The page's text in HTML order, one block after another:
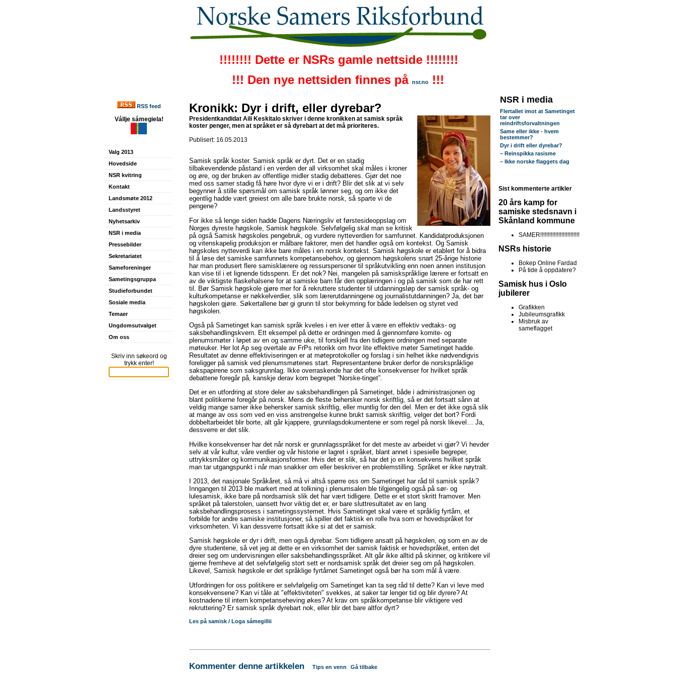
!!!!!!!! Dette er NSRs gamle nettside !!!!!!!!
!!! Den nye nettsiden finnes på nsr.no !!!
RSS feed
Vállje sámegiela!
Valg 2013
Hovedside
NSR kvitring
Kontakt
Landsmøte 2012
Landsstyret
Nyhetsarkiv
NSR i media
Pressebilder
Sekretariatet
Sameforeninger
Sametingsgruppa
Studieforbundet
Sosiale media
Temaer
Ungdomsutvalget
Om oss
Skriv inn søkeord og
trykk enter!
Kronikk: Dyr i drift, eller dyrebar?
Presidentkandidat Aili Keskitalo skriver i denne kronikken at samisk språk
koster penger, men at språket er så dyrebart at det må prioriteres.
Publisert: 16.05.2013
Samisk språk koster. Samisk språk er dyrt. Det er en stadig
tilbakevendende påstand i en verden der all virksomhet skal måles i kroner
og øre, og der bruken av offentlige midler stadig debatteres. Gjør det noe
med oss samer stadig få høre hvor dyre vi er i drift? Blir det slik at vi selv
begynner å stille spørsmål om samisk språk lønner seg, og om ikke det
egentlig hadde vært greiest om alle bare brukte norsk, så sparte vi de
pengene?
For ikke så lenge siden hadde Dagens Næringsliv et førstesideoppslag om
Norges dyreste høgskole, Samisk høgskole. Selvfølgelig skal man se kritisk
på også Samisk høgskoles pengebruk, og vurdere nytteverdien for samfunnet. Kandidatproduksjonen
og vitenskapelig produksjon er målbare faktorer, men det handler også om kontekst. Og Samisk
høgskoles nytteverdi kan ikke bare måles i en norsk kontekst. Samisk høgskole er etablert for å bidra
til å løse det samiske samfunnets kompetansebehov, og gjennom høgskolens snart 25-årige historie
har man produsert flere samisklærere og ressurspersoner til språkutvikling enn noen annen institusjon
kan vise til i et lignende tidsspenn. Er det nok? Nei, mangelen på samiskspråklige lærere er fortsatt en
av de viktigste flaskehalsene for at samiske barn får den opplæringen i og på samisk som de har rett
til. Bør Samisk høgskole gjøre mer for å rekruttere studenter til utdanningsløp der samisk språk- og
kulturkompetanse er nøkkelverdier, slik som lærerutdanningene og journalistutdanningen? Ja, det bør
høgskolen gjøre. Søkertallene bør gi grunn til stor bekymring for både ledelsen og styret ved
høgskolen.
Også på Sametinget kan samisk språk kveles i en iver etter å være en effektiv vedtaks- og
saksbehandlingskvern. Ett eksempel på dette er ordningen med å gjennomføre komite- og
plenumsmøter i løpet av en og samme uke, til forskjell fra den tidligere ordningen med separate
møteuker. Her lot Ap seg overtale av FrPs retorikk om hvor lite effektive møter Sametinget hadde.
Resultatet av denne effektiviseringen er at møteprotokoller og forslag i sin helhet ikke nødvendigvis
foreligger på samisk ved plenumsmøtenes start. Representantene bruker derfor de norskspråklige
sakspapirene som saksgrunnlag. Ikke overraskende har det ofte konsekvenser for hvilket språk
debattene foregår på, kanskje derav kom begrepet ”Norske-tinget”.
Det er en utfordring at store deler av saksbehandlingen på Sametinget, både i administrasjonen og
blant politikerne foregår på norsk. Mens de fleste behersker norsk skriftlig, så er det fortsatt sånn at
veldig mange samer ikke behersker samisk skriftlig, eller muntlig for den del. Men er det ikke også slik
at mange av oss som ved en viss anstrengelse kunne brukt samisk skriftlig, velger det bort? Fordi
dobbeltarbeidet blir borte, alt går kjappere, grunnlagsdokumentene er som regel på norsk likevel… Ja,
dessverre er det slik.
Hvilke konsekvenser har det når norsk er grunnlagsspråket for det meste av arbeidet vi gjør? Vi hevder
selv at vår kultur, våre verdier og vår historie er lagret i språket, blant annet i spesielle begreper,
uttrykksmåter og kommunikasjonsformer. Hvis det er slik, så har det jo en konsekvens hvilket språk
man tar utgangspunkt i når man snakker om eller beskriver en problemstilling. Språket er ikke nøytralt.
I 2013, det nasjonale Språkåret, så må vi altså spørre oss om Sametinget har råd til samisk språk?
Inngangen til 2013 ble markert med at tolkning i plenumsalen ble tilgjengelig også på sør- og
lulesamisk, ikke bare på nordsamisk slik det har vært tidligere. Dette er et stort skritt framover. Men
språket på talerstolen, uansett hvor viktig det er, er bare sluttresultatet av en lang
saksbehandlingsprosess i sametingssystemet. Hvis Sametinget skal være et språklig fyrtårn, et
forbilde for andre samiske institusjoner, så spiller det faktisk en rolle hva som er hovedspråket for
virksomheten. Vi kan dessverre fortsatt ikke si at det er samisk.
Samisk høgskole er dyr i drift, men også dyrebar. Som tidligere ansatt på høgskolen, og som en av de
dyre studentene, så vet jeg at dette er en virksomhet der samisk faktisk er hovedspråket, enten det
dreier seg om undervisningen eller saksbehandlingsspråket. Alt går ikke alltid på skinner, og kritikere vil
gjerne fremheve at det selvfølgelig stort sett er nordsamisk språk det dreier seg om på høgskolen.
Likevel, Samisk høgskole er det språklige fyrtårnet Sametinget også bør ha som mål å være.
Utfordringen for oss politikere er selvfølgelig om Sametinget kan ta seg råd til dette? Kan vi leve med
konsekvensene? Kan vi tåle at "effektiviteten" svekkes, at saker tar lenger tid og blir dyrere? At
kostnadene til intern kompetanseheving økes? At krav om språkkompetanse blir viktigere ved
rekruttering? Er samisk språk dyrebart nok, eller blir det bare altfor dyrt?
Les på samisk / Loga sámegillii
Kommenter denne artikkelen Tips en venn Gå tilbake
NSR i media
Flertallet imot at Sametinget
tar over
reindriftsforvaltningen
Same eller ikke - hvem
bestemmer?
Dyr i drift eller dyrebar?
– Reinspikka rasisme
– Ikke norske flaggets dag
Sist kommenterte artikler
20 års kamp for
samiske stedsnavn i
Skånland kommune
SAMER!!!!!!!!!!!!!!!!!!!!!!!!!!
NSRs historie
Bokep Online Fardad
På tide å oppdatere?
Samisk hus i Oslo
jubilerer
Grafikken
Jubileumsgrafikk
Misbruk av
sameflagget